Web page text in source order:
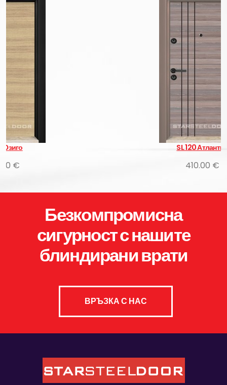
Безкомпромисна
сигурност с нашите
блиндирани врати
ВРЪЗКА С НАС